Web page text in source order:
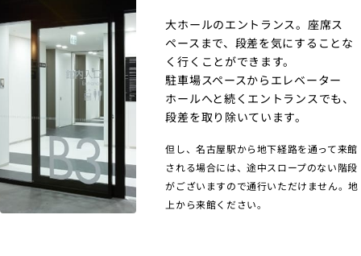
大ホールのエントランス。座席ス
ペースまで、段差を気にすることな
く行くことができます。
駐車場スペースからエレベーター
ホールへと続くエントランスでも、
段差を取り除いています。
但し、名古屋駅から地下経路を通って来館
される場合には、途中スロープのない階段
がございますので通行いただけません。地
上から来館ください｡